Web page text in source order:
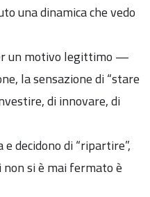
una dinamica che vedo
un motivo legittimo —
la sensazione di “stare
di innovare, di
decidono di “ripartire”,
si è mai fermato è